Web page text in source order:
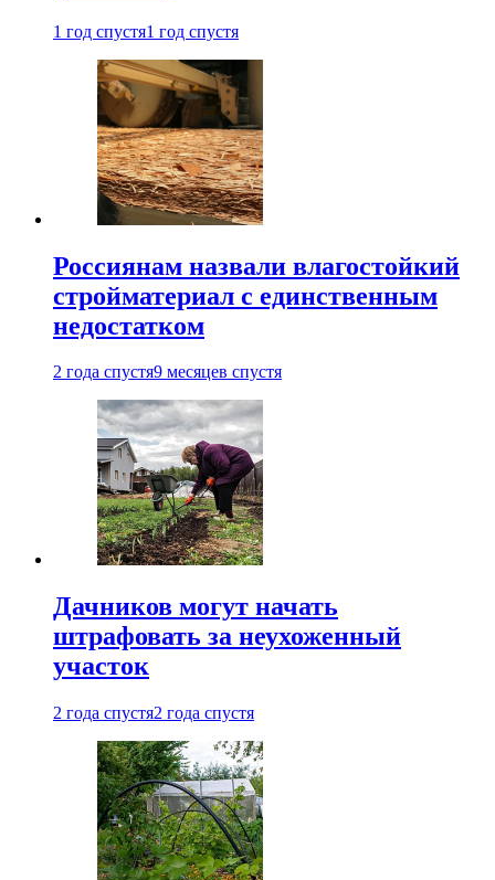
1 год спустя1 год спустя
Россиянам назвали влагостойкий
стройматериал с единственным
недостатком
2 года спустя9 месяцев спустя
Дачников могут начать
штрафовать за неухоженный
участок
2 года спустя2 года спустя